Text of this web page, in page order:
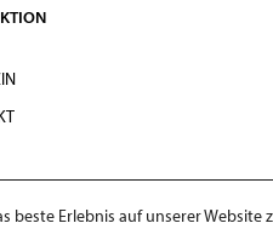
beste Erlebnis auf unserer Website